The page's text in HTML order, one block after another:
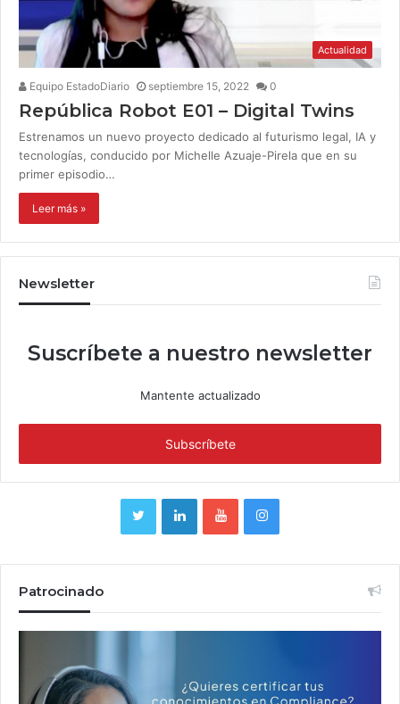
Actualidad
Equipo EstadoDiario septiembre 15, 2022 0
República Robot E01 – Digital Twins
Estrenamos un nuevo proyecto dedicado al futurismo legal, IA y
tecnologías, conducido por Michelle Azuaje-Pirela que en su
primer episodio…
Leer más »
Newsletter
Suscríbete a nuestro newsletter
Mantente actualizado
Patrocinado